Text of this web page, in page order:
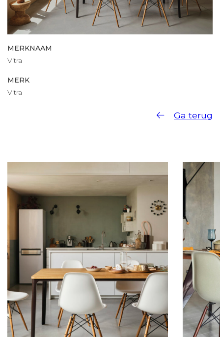
MERKNAAM
Vitra
MERK
Vitra
Ga terug